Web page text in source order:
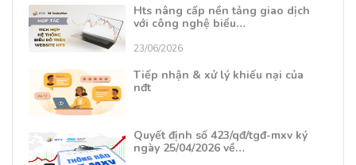
Hts nâng cấp nền tảng giao dịch
với công nghệ biểu…
23/06/2026
Tiếp nhận & xử lý khiếu nại của
nđt
Quyết định số 423/qđ/tgđ-mxv ký
ngày 25/04/2026 về…